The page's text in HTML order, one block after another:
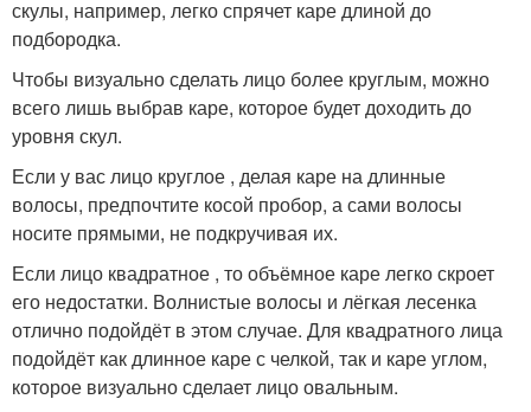
скулы, например, легко спрячет каре длиной до
подбородка.
Чтобы визуально сделать лицо более круглым, можно
всего лишь выбрав каре, которое будет доходить до
уровня скул.
Если у вас лицо круглое , делая каре на длинные
волосы, предпочтите косой пробор, а сами волосы
носите прямыми, не подкручивая их.
Если лицо квадратное , то объёмное каре легко скроет
его недостатки. Волнистые волосы и лёгкая лесенка
отлично подойдёт в этом случае. Для квадратного лица
подойдёт как длинное каре с челкой, так и каре углом,
которое визуально сделает лицо овальным.